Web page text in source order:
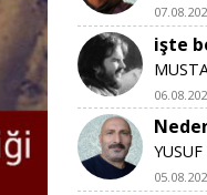
işte